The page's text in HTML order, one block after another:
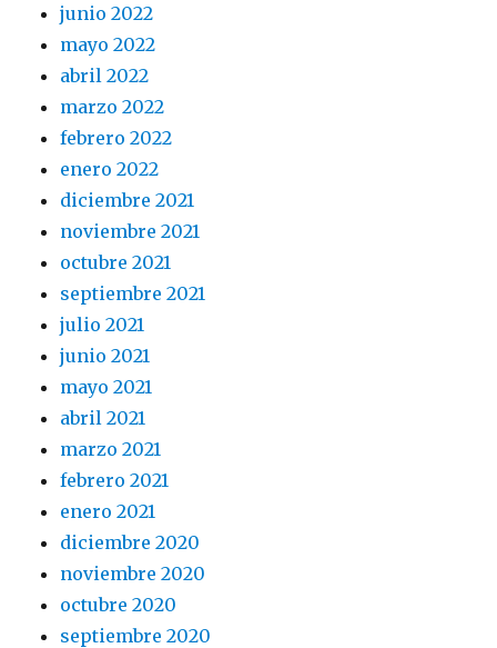
junio 2022
mayo 2022
abril 2022
marzo 2022
febrero 2022
enero 2022
diciembre 2021
noviembre 2021
octubre 2021
septiembre 2021
julio 2021
junio 2021
mayo 2021
abril 2021
marzo 2021
febrero 2021
enero 2021
diciembre 2020
noviembre 2020
octubre 2020
septiembre 2020